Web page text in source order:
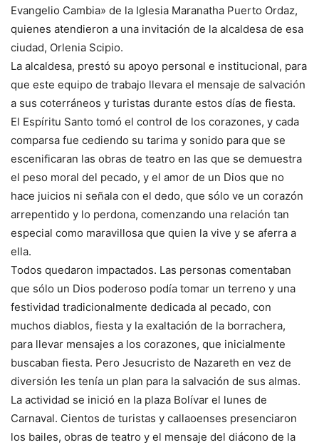
Evangelio Cambia» de la Iglesia Maranatha Puerto Ordaz,
quienes atendieron a una invitación de la alcaldesa de esa
ciudad, Orlenia Scipio.
La alcaldesa, prestó su apoyo personal e institucional, para
que este equipo de trabajo llevara el mensaje de salvación
a sus coterráneos y turistas durante estos días de fiesta.
El Espíritu Santo tomó el control de los corazones, y cada
comparsa fue cediendo su tarima y sonido para que se
escenificaran las obras de teatro en las que se demuestra
el peso moral del pecado, y el amor de un Dios que no
hace juicios ni señala con el dedo, que sólo ve un corazón
arrepentido y lo perdona, comenzando una relación tan
especial como maravillosa que quien la vive y se aferra a
ella.
Todos quedaron impactados. Las personas comentaban
que sólo un Dios poderoso podía tomar un terreno y una
festividad tradicionalmente dedicada al pecado, con
muchos diablos, fiesta y la exaltación de la borrachera,
para llevar mensajes a los corazones, que inicialmente
buscaban fiesta. Pero Jesucristo de Nazareth en vez de
diversión les tenía un plan para la salvación de sus almas.
La actividad se inició en la plaza Bolívar el lunes de
Carnaval. Cientos de turistas y callaoenses presenciaron
los bailes, obras de teatro y el mensaje del diácono de la